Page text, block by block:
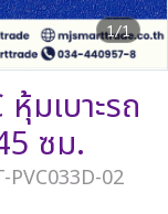
1/1
มเบาะรถ
ซม.
PVC033D-02